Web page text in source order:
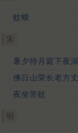
蚊蟆
宋
暑夕待月庭下夜
佛日山荣长老方
夜坐苦蚊
明